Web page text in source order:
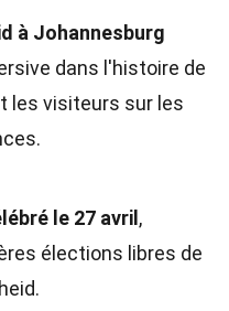
à Johannesburg
dans l'histoire de
les visiteurs sur les
le 27 avril ,
élections libres de